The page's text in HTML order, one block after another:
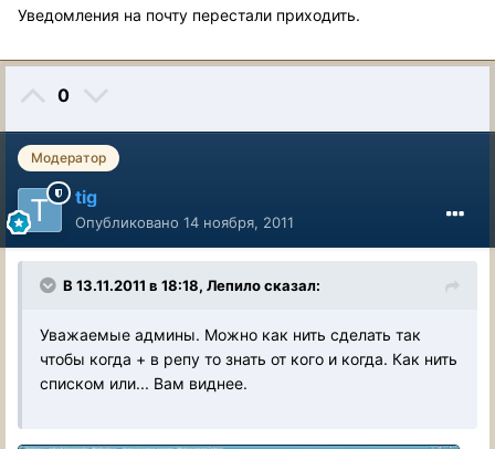
Уведомления на почту перестали приходить.
0
Модератор
tig
Опубликовано 14 ноября, 2011
В 13.11.2011 в 18:18, Лепило сказал:
Уважаемые админы. Можно как нить сделать так
чтобы когда + в репу то знать от кого и когда. Как нить
списком или... Вам виднее.